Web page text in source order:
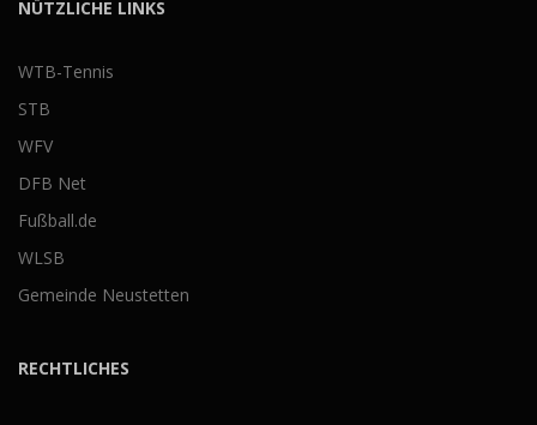
NÜTZLICHE LINKS
WTB-Tennis
STB
WFV
DFB Net
Fußball.de
WLSB
Gemeinde Neustetten
RECHTLICHES